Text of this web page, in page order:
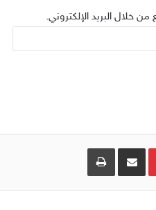
خلال البريد الإلكتروني.
Pinterestمشاركة عبر البريد طباعة